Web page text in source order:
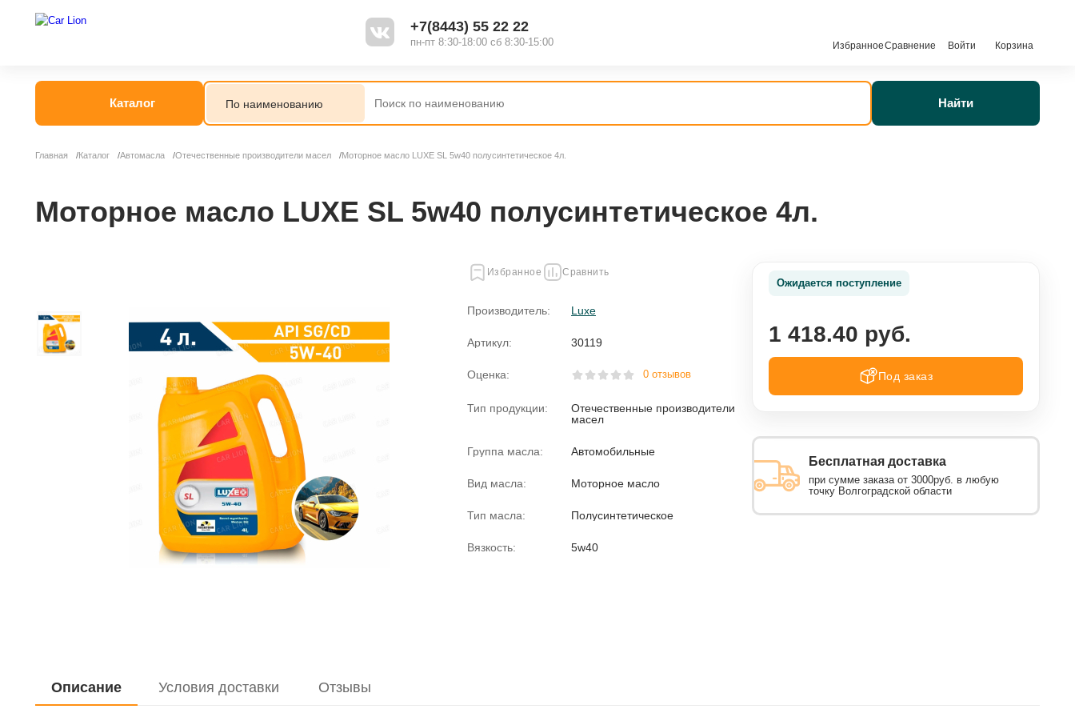
+7(8443) 55 22 22
пн-пт 8:30-18:00 сб 8:30-15:00 ИзбранноеСравнение Войти Корзина
Каталог Найти
Главная Каталог Автомасла Отечественные производители масел Моторное масло LUXE SL 5w40 полусинтетическое 4л.
Моторное масло LUXE SL 5w40 полусинтетическое 4л.
Избранное Сравнить
Производитель: Luxe
Артикул: 30119
Оценка: 0 отзывов
Тип продукции:
Отечественные производители
масел
Группа масла: Автомобильные
Вид масла: Моторное масло
Тип масла: Полусинтетическое
Вязкость: 5w40
Ожидается поступление
1 418.40 руб.
Под заказ
Бесплатная доставка
при сумме заказа от 3000руб. в любую
точку Волгоградской области
Описание Условия доставки Отзывы